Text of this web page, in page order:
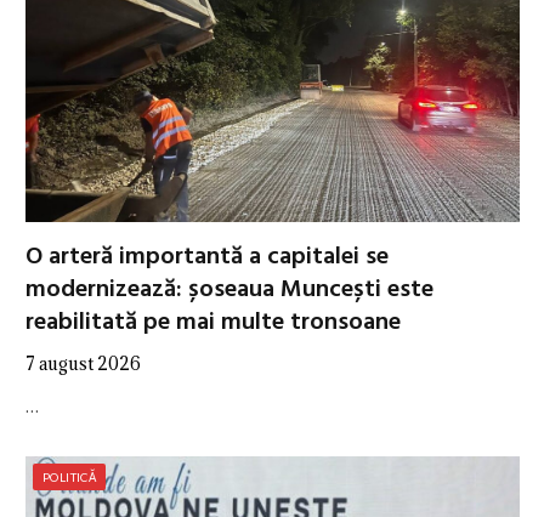
O arteră importantă a capitalei se
modernizează: șoseaua Muncești este
reabilitată pe mai multe tronsoane
7 august 2026
…
POLITICĂ